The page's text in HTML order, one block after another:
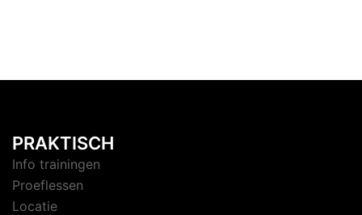
PRAKTISCH
Info trainingen
Proeflessen
Locatie